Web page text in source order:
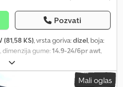
Pozvati
(81,58 KS), vrsta goriva:dizel, boja:
, dimenzija gume:14.9-24/6pr awt,
sati:
provera, dodatna prednja
pogon na sve točkove,
Mali oglas